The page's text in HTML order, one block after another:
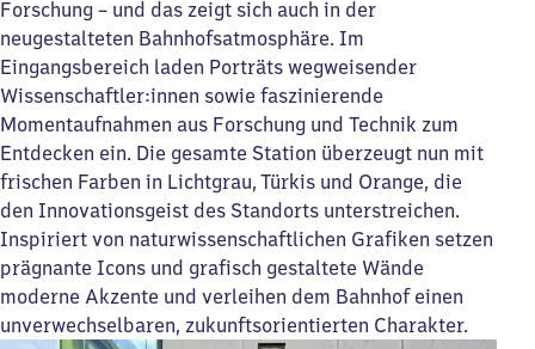
Forschung – und das zeigt sich auch in der
neugestalteten Bahnhofsatmosphäre. Im
Eingangsbereich laden Porträts wegweisender
Wissenschaftler:innen sowie faszinierende
Momentaufnahmen aus Forschung und Technik zum
Entdecken ein. Die gesamte Station überzeugt nun mit
frischen Farben in Lichtgrau, Türkis und Orange, die
den Innovationsgeist des Standorts unterstreichen.
Inspiriert von naturwissenschaftlichen Grafiken setzen
prägnante Icons und grafisch gestaltete Wände
moderne Akzente und verleihen dem Bahnhof einen
unverwechselbaren, zukunftsorientierten Charakter.